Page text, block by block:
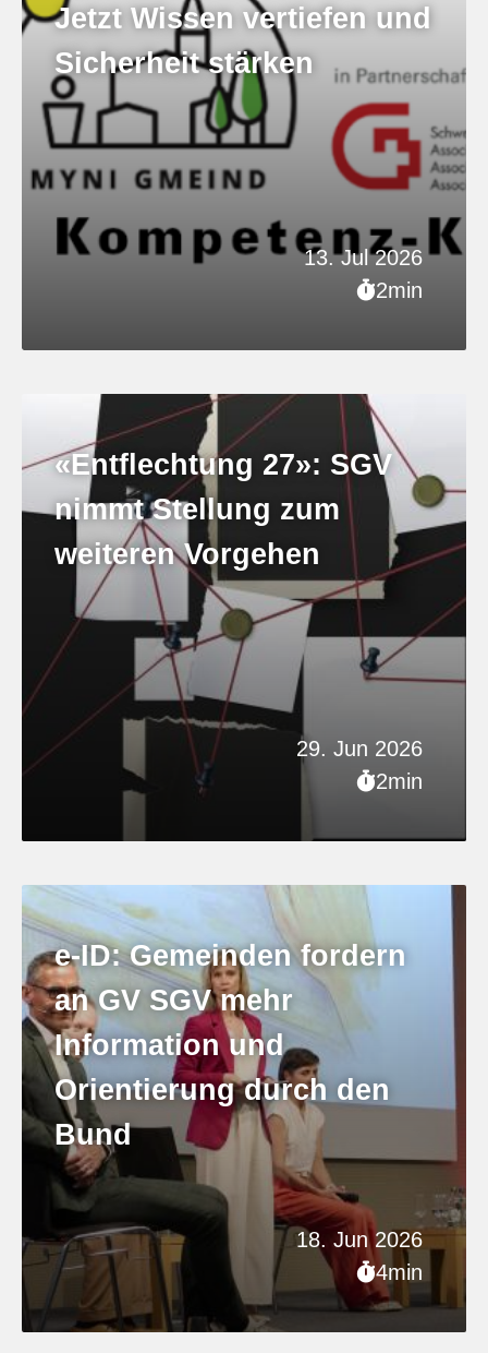
13. Jul 2026
2min
Jetzt Wissen vertiefen und
Sicherheit stärken
29. Jun 2026
2min
«Entflechtung 27»: SGV
nimmt Stellung zum
weiteren Vorgehen
18. Jun 2026
4min
e-ID: Gemeinden fordern
an GV SGV mehr
Information und
Orientierung durch den
Bund